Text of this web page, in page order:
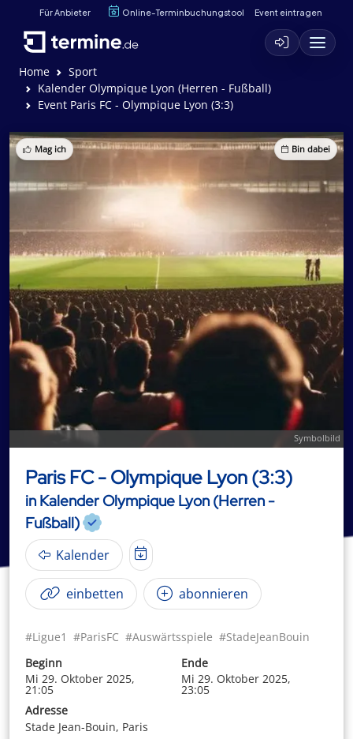
Für Anbieter Online-Terminbuchungstool Event eintragen
Home
Sport
Kalender Olympique Lyon (Herren - Fußball)
Event Paris FC - Olympique Lyon (3:3)
Mag ich Bin dabei
Symbolbild
Paris FC - Olympique Lyon (3:3)
in Kalender Olympique Lyon (Herren -
Fußball)
Kalender
einbetten abonnieren
#Ligue1 #ParisFC #Auswärtsspiele #StadeJeanBouin
Beginn
Mi 29. Oktober 2025,
21:05
Ende
Mi 29. Oktober 2025,
23:05
Adresse
Stade Jean-Bouin, Paris